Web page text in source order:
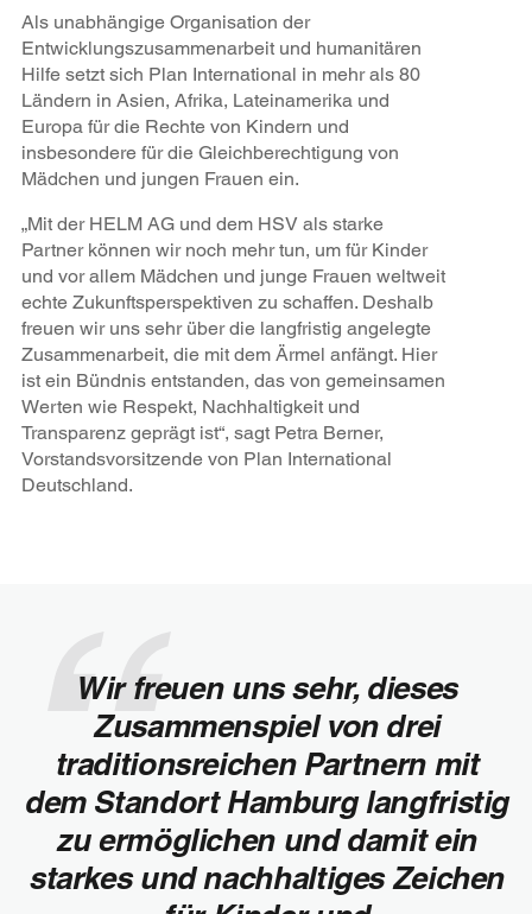
Als unabhängige Organisation der
Entwicklungszusammenarbeit und humanitären
Hilfe setzt sich Plan International in mehr als 80
Ländern in Asien, Afrika, Lateinamerika und
Europa für die Rechte von Kindern und
insbesondere für die Gleichberechtigung von
Mädchen und jungen Frauen ein.
„Mit der HELM AG und dem HSV als starke
Partner können wir noch mehr tun, um für Kinder
und vor allem Mädchen und junge Frauen weltweit
echte Zukunftsperspektiven zu schaffen. Deshalb
freuen wir uns sehr über die langfristig angelegte
Zusammenarbeit, die mit dem Ärmel anfängt. Hier
ist ein Bündnis entstanden, das von gemeinsamen
Werten wie Respekt, Nachhaltigkeit und
Transparenz geprägt ist“, sagt Petra Berner,
Vorstandsvorsitzende von Plan International
Deutschland.
Wir freuen uns sehr, dieses
Zusammenspiel von drei
traditionsreichen Partnern mit
dem Standort Hamburg langfristig
zu ermöglichen und damit ein
starkes und nachhaltiges Zeichen